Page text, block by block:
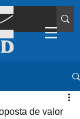
de valor